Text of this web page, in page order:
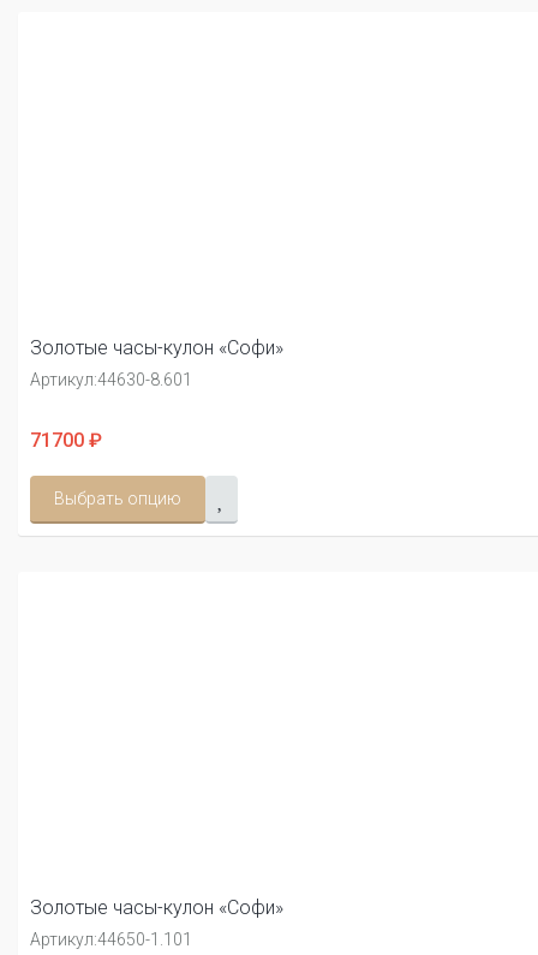
Золотые часы-кулон «Софи»
Артикул:44630-8.601
71700 ₽
Выбрать опцию
Золотые часы-кулон «Софи»
Артикул:44650-1.101